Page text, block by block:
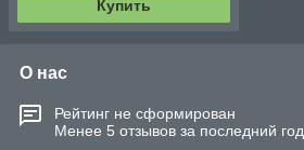
Купить
О нас
Рейтинг не сформирован
Менее 5 отзывов за последний год